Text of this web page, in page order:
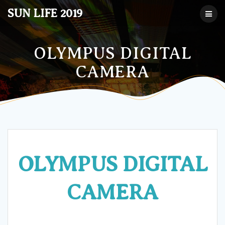
コ
ン
テ
ン
ツ
へ
ス
キ
ッ
SUN LIFE 2019
OLYMPUS DIGITAL
CAMERA
OLYMPUS DIGITAL
CAMERA